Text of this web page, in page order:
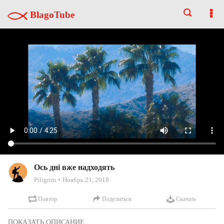
BlagoTube
Ось дні вже надходять
Piligrim Ноябрь 21, 2018
Повтор Поделиться Скачать
1. «Ось, дні вже надходять - казатимуть люди, «І мир і безпечність